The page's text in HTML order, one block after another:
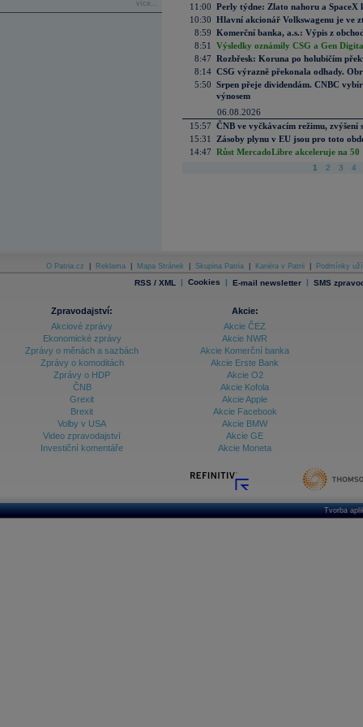
více...
11:00 Perly týdne: Zlato nahoru a SpaceX
10:30 Hlavní akcionář Volkswagenu je ve
8:59 Komerční banka, a.s.: Výpis z
8:51
Výsledky oznámily CSG a Gen
8:47 Rozbřesk: Koruna po holubičím
8:14 CSG výrazně překonala odhady.
5:50 Srpen přeje dividendám. CNBC
výnosem
06.08.2026
15:57 ČNB ve vyčkávacím režimu, zvýšení
15:31
Zásoby plynu v EU jsou pro toto
14:47 Růst MercadoLibre akceleruje na
1 2 3 4
O Patria.cz Reklama Mapa Stránek Skupina Patria Kariéra v Patrii Podmínky
RSS / XML | Cookies | E-mail newsletter | SMS
Zpravodajství:
Akciové zprávy
Ekonomické zprávy
Zprávy o měnách a sazbách
Zprávy o komoditách
Zprávy o HDP
ČNB
Grexit
Brexit
Volby v USA
Video zpravodajství
Investiční komentáře
Akcie:
Akcie ČEZ
Akcie NWR
Akcie Komerční banka
Akcie Erste Bank
Akcie O2
Akcie Kofola
Akcie Apple
Akcie Facebook
Akcie BMW
Akcie GE
Akcie Moneta
Tvorba